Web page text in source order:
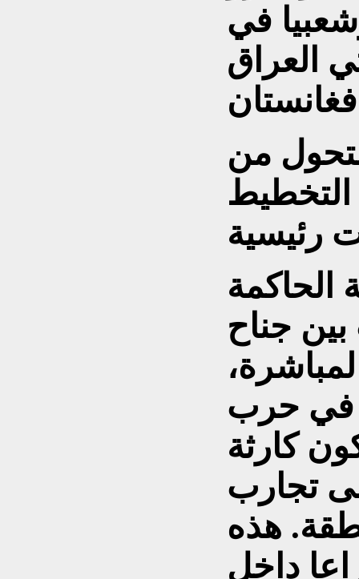
في
العراق
من
الحاكمة
جناح
في حرب
كارثة
تجارب
هذه
داخل